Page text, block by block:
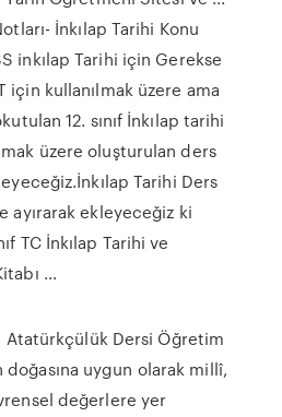
İnkılap Tarihi Konu
inkılap Tarihi için Gerekse
için kullanılmak üzere ama
12. sınıf İnkılap tarihi
üzere oluşturulan ders
Tarihi Ders
ayırarak ekleyeceğiz ki
TC İnkılap Tarihi ve
...
Atatürkçülük Dersi Öğretim
doğasına uygun olarak millî,
değerlere yer